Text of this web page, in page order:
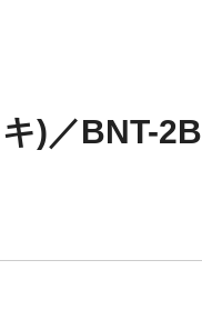
)／BNT-2B